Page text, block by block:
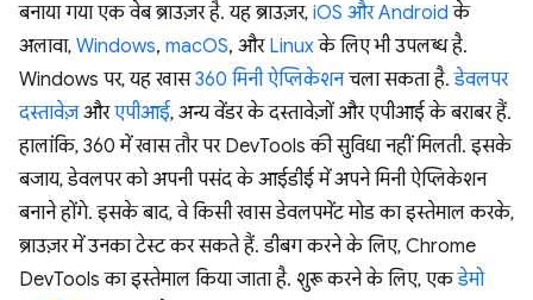
बनाया गया एक वेब ब्राउज़र है. यह ब्राउज़र, iOS और Android के
अलावा, Windows, macOS, और Linuxके लिए भी उपलब्ध है.
Windows पर, यह खास360 मिनी ऐप्लिकेशनचला सकता है.डेवलपर
दस्तावेज़औरएपीआई, अन्य वेंडर के दस्तावेज़ों और एपीआई के बराबर हैं.
हालांकि, 360 में खास तौर पर DevTools की सुविधा नहीं मिलती. इसके
बजाय, डेवलपर को अपनी पसंद के आईडीई में अपने मिनी ऐप्लिकेशन
बनाने होंगे. इसके बाद, वे किसी खास डेवलपमेंट मोड का इस्तेमाल करके,
ब्राउज़र में उनका टेस्ट कर सकते हैं. डीबग करने के लिए, Chrome
DevTools का इस्तेमाल किया जाता है. शुरू करने के लिए, एकडेमो